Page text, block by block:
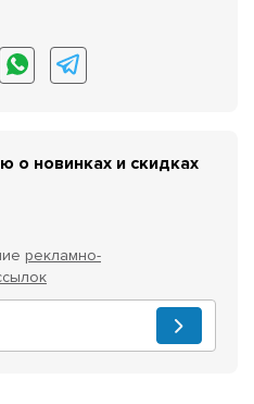
о новинках и скидках
рекламно-